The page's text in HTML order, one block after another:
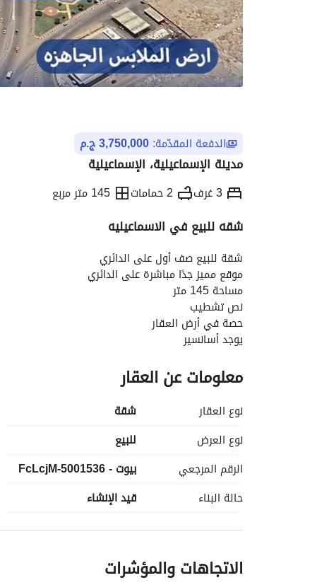
الدفعة المقدّمة: 3,750,000 ج.م
مدينة الإسماعيلية، الإسماعيلية
3 غرف 2 حمامات 145 متر مربع
التفاصيل
شقه للبيع في الاسماعيليه
شقة للبيع صف أول على الدائري
موقع مميز جدًا مباشرة على الدائري
مساحة 145 متر
نص تشطيب
حصة في أرض العقار
يوجد أسانسير
الأدوار المتاحة:
* الدور الثالث علوي
* الدور الرابع علوي
نظام السداد:
* 50% مقدم
* باقي المبلغ على 6 شهور
* الاستلام خلال 6 شهور
فرصة ممتازة للسكن أو الاستثمار
معلومات عن العقار
نوع العقار
شقة
نوع العرض
للبيع
الرقم المرجعي
بيوت - 5001536-FcLcjM
حالة البناء
قيد الإنشاء
الاتجاهات والمؤشرات